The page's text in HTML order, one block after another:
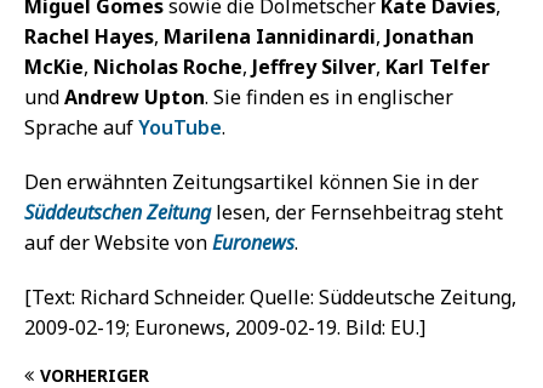
Miguel Gomessowie die Dolmetscher Kate Davies,
Rachel Hayes, Marilena Iannidinardi, Jonathan
McKie, Nicholas Roche, Jeffrey Silver, Karl Telfer
undAndrew Upton. Sie finden es in englischer
Sprache aufYouTube.
Den erwähnten Zeitungsartikel können Sie in der
Süddeutschen Zeitunglesen, der Fernsehbeitrag steht
auf der Website vonEuronews.
[Text: Richard Schneider. Quelle: Süddeutsche Zeitung,
2009-02-19; Euronews, 2009-02-19. Bild: EU.]
VORHERIGER